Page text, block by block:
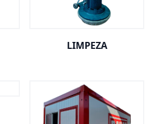
LIMPEZA